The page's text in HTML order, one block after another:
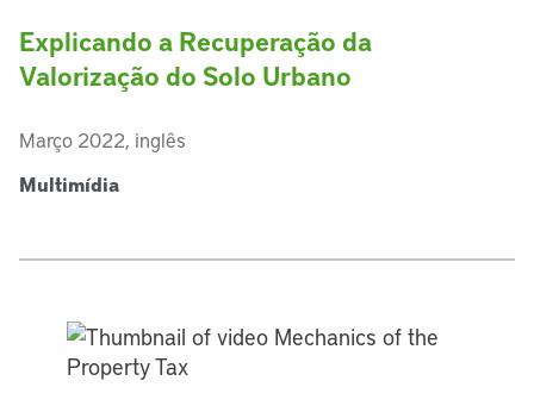
Explicando a Recuperação da
Valorização do Solo Urbano
Março 2022, inglês
Multimídia